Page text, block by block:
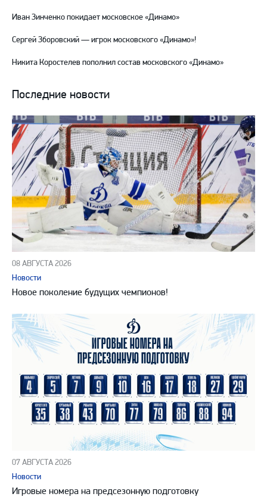
Иван Зинченко покидает московское «Динамо»
Сергей Зборовский — игрок московского «Динамо»!
Никита Коростелев пополнил состав московского «Динамо»
Последние новости
08 АВГУСТА 2026
Новости
Новое поколение будущих чемпионов!
07 АВГУСТА 2026
Новости
Игровые номера на предсезонную подготовку